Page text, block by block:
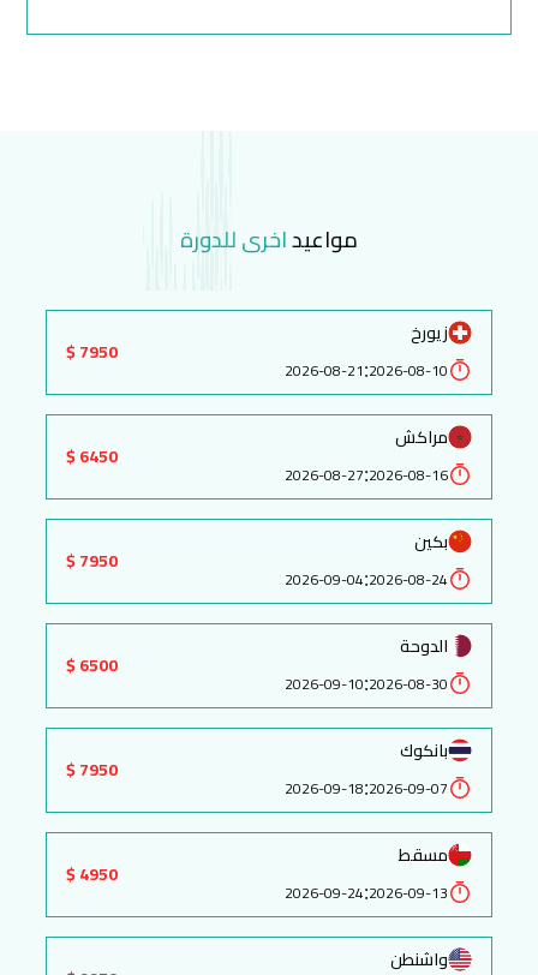
مواعيداخرى للدورة
زيورخ
2026-08-10
:
2026-08-21
7950 $
مراكش
2026-08-16
:
2026-08-27
6450 $
بكين
2026-08-24
:
2026-09-04
7950 $
الدوحة
2026-08-30
:
2026-09-10
6500 $
بانكوك
2026-09-07
:
2026-09-18
7950 $
مسقط
2026-09-13
:
2026-09-24
4950 $
واشنطن